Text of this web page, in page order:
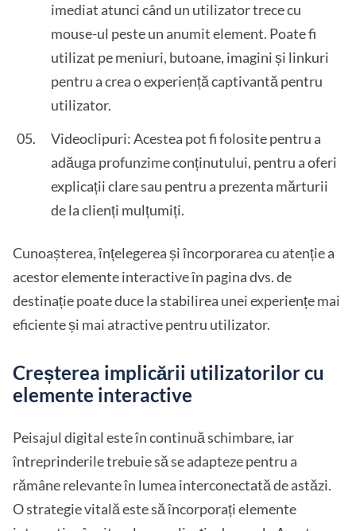
imediat atunci când un utilizator trece cu
mouse-ul peste un anumit element. Poate fi
utilizat pe meniuri, butoane, imagini și linkuri
pentru a crea o experiență captivantă pentru
utilizator.
Videoclipuri: Acestea pot fi folosite pentru a
adăuga profunzime conținutului, pentru a oferi
explicații clare sau pentru a prezenta mărturii
de la clienți mulțumiți.
Cunoașterea, înțelegerea și încorporarea cu atenție a
acestor elemente interactive în pagina dvs. de
destinație poate duce la stabilirea unei experiențe mai
eficiente și mai atractive pentru utilizator.
Creșterea implicării utilizatorilor cu
elemente interactive
Peisajul digital este în continuă schimbare, iar
întreprinderile trebuie să se adapteze pentru a
rămâne relevante în lumea interconectată de astăzi.
O strategie vitală este să încorporați elemente